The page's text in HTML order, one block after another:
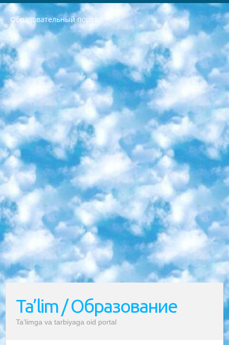
Образовательный портал
РЕСПУБЛИКА УЗБЕКИСТАН МИНИСТРЕРСТВО ДОШКОЛЬНОГО И ШКОЛЬНОГО ОБРАЗОВАНИЯ КОМАНДА в общеобразовательных учреждениях в 2023-2024 учебном году организация и проведение итоговой государственной аттестации обучающихся о Министра дошкольного и школьного образования Республики Узбекистан от 4 марта 2008 года (постановлением Минюста от 20 марта 2008 года № 1778 государственной регистрации) «Итоговое состояние учащихся общего среднего образования на основании положения об утверждении положения об аттестации общего среднего образования выпускной экзамен студентов в образовательных учреждениях в 2023-2024 учебном году В целях организации и прохождения аттестации приказываю: 1. Следующее: перечень предметов, по которым будет проводиться итоговая государственная аттестация и экзамен формы перевода согласно приложению 1; сертификаты международного образца, оценивающие уровень владения иностранными языками перечень согласно приложению 2; 2. Педагогический при специализированных образовательных учреждениях. научно-практический центр квалификации и международной оценки (Д.Давидова) 2024 г. До 25 марта: задания по предметам, по которым будет проводиться итоговая аттестация разработка и утверждение технических условий; итоговая аттестация на основании разработанного предметного задания разработка вопросов по предметам (устно и письменно), экзамен передача; общеобразовательные средние школы и специальные учебные заведения учащиеся выпускных классов школ и интернатов в агентской системе подготовка базы данных экзаменационных материалов и критериев оценки; перевод базы экзаменационных материалов на все языки обучения подать в Республиканский образовательный центр для изготовления; варианты экзаменов на основе разработанных контрольных материалов пусть будут поставлены задачи формирования. 3. Республиканский образовательный центр (Ш.Худайкулов) до 5 апреля 2024 года. до: база данных предоставленных экзаменационных материалов на все языки обучения перевод и экспертиза; для слепых, слабовидящих, глухих, слабослышащих и умственно отсталых детей учащиеся выпускных классов специализированных школ и школ-интернатов база данных экзаменационных материалов на всех преподаваемых языках подготовка критериев оценки; специализированные школы для умственно отсталых детей и технологии для учащихся выпускных классов школ-интернатов разработка соответствующих рекомендаций и критериев проведения ЕГЭ по естествознанию давать задания. 4. Педагогический при специализированных образовательных учреждениях. Научно-практический центр навыков и международной оценки (Д.Давидова), Республика образовательный центр (Худайкулов Ш.) итоговый государственный аттестационный экзамен ориентирован на творческое и логическое мышление при подготовке базы материалов учитывать введение заданий. 5. Следует отметить, что: сертификат государственного образца о знании общеобразовательного предмета и как минимум национальный уровень B1 по предметам на иностранных языках, указанным в Приложении 2. или международно признанный сертификат эквивалентного уровня студенты, изучающие определенный предмет, освобождаются от экзамена; по соответствующим предметам запланирована итоговая государственная аттестация за день до дня, путем жеребьевки Рабочей группой (в письменной форме по предметам, проводимым в форме) из числа сформированных вариантов выбрано 2 варианта; 2 выбранных варианта экзамена анонсированы на официальном сайте министерства и все выпускники по всей стране на основе этих вариантов проводит итоговую государственную аттестацию. 6. Государственное образование учащихся средних общеобразовательных учреждений. знания в соответствии с квалификационными требованиями, которые необходимо приобрести на основании стандартов итоговый (выпускной) контроль для 9 и 11 классов в целях тестирования Экзамены (далее – экзамены) состоят из предметов, перечисленных в приложении 1. будет сделано. 7. Экзамены пройдут с 26 мая по 15 июня 2024 г. (кроме науки физического воспитания). 8. Физическая для учащихся 9 классов общесредних образовательных учреждений. Экзамены по предмету «Образование, квалификация медицина» 1-6 мая 2024 года. сотрудники перевести под присмотр (с отклонениями в физическом или умственном развитии) специализированная школа для детей, школы-интернаты и со сколиозом школы-интернаты санаторного типа для больных детей исключены). 9. Он был слепым, слабовидящим и имел нарушения опорно-двигательного аппарата. экзамены в специализированных школах и интернатах для детей должны проводиться исходя из требований, предъявляемых к общеобразовательным учреждениям (физкультура кроме науки). 10. Специализированная школа для глухих и слабослышащих детей. и экзамены в интернатах и быть реализован в виде письменного теста по математике. 11. Специальность для умственно отсталых детей. Для 9 класса Родной язык и литературное письмо Государственный язык (язык обучения – узбекский). для неклассов) написано Математическое письмо Письменная/устная история Узбекистана Физическое воспитание практично Итоговый контроль Для 11 класса Написание родного языка и литературы (эссе) Математическое письмо Узбекский язык (обучение на узбекском языке) не посещающее общее среднее образование для учреждений)/Образовательное учреждение выбор письменный и устный Иностранный язык письменный/устный Письменная/устная история Узбекистана *По выбору студента:  Химия  Физика  Основы государственного права  География 10 бесплатных образовательных ресурсов - Мы составили подборку онлайн-проектов с интерактивными упражнениями, видеолекциями и статьями. Они помогут вам обрести новые и освежить старые знания бесплатно. 1. «ИНТУИТ» Старейшая образовательная площадка Рунета. Здесь вы найдёте сотни текстовых и видеокурсов на десятки различных тем — от программирования до психологии. Многие курсы подготовлены российскими университетами и крупными международными компаниями вроде Intel и Microsoft. Самостоятельное обучение бесплатное, но желающие могут оплатить услуги персональных наставников. 2. «Смартия» знакомит с актуальными профессиями и подсказывает, как им обучаться. Выбрав заинтересовавшую вас специальность — SMM-специалист, фотограф, веб-дизайнер или другую, — увидите список необходимых для неё умений. Чтобы вы могли освоить их самостоятельно, для каждого умения площадка отображает подборку ссылок на учебные материалы. Хотя «Смартия» ориентируется на русскоязычную аудиторию, часть контента всё же доступна только на английском. 3. «Лекторий Физтеха» Проект Московского физико-технического института (Физтеха). С его помощью вы можете смотреть онлайн серии лекций, записанные на видео в этом вузе. В числе доступных предметов — физика, биология, химия, информационные технологии и другие. К некоторым лекциям администрация ресурса прилагает готовые конспекты, которые можно скачивать в PDF-формате. 4. ITMOcourses Онлайн-площадка Санкт-Петербургского национального исследовательского университета информационных технологий, механики и оптики (ИТМО). Ресурс предоставляет свободный доступ к курсам, разработанным в этом вузе. Каталог материалов разбит на четыре категории: «Оптические системы и технологии», «Приборостроение и робототехника», «Информационные технологии» и «Биотехнологии». Курсы состоят из видеолекций, интерактивных демонстраций и заданий. 5. «КиберЛенинка» Электронная научная библиотека открытого доступа. Каталог площадки регулярно обрастает текстами статей из различных научных изданий. Сгруппированные по журналам и рубрикам публикации можно читать онлайн или скачивать целиком в PDF-формате. Проект нацелен на популяризацию науки за счёт открытого доступа к качественной информации. 6. «ПостНаука» На этом ресурсе публикуют подборки видеолекций, составленные экспертами из разных отраслей и объединённые общими темами. Среди них, к примеру, есть серии «Биоинформатика и геномика», «Культура средневековой Скандинавии» и Cinema Studies о теории кино. Каждая подборка лекций — логически связанная история, рассказанная экспертом от первого лица. Кроме того, на сайте появляются научно-образовательные статьи и тесты на разные темы. 7. «Newочём» Команда проекта «Newочём» отбирает самые интересные тексты из англоязычных СМИ и переводит те из них, за которые голосуют участники сообщества «ВКонтакте». По большей части это научно-популярные статьи. Редакторы придумывают лишь заголовки, в остальном содержание переводов соответствует оригиналам. Полные тексты можно читать прямо в социальной сети. 8. InternetUrok Онлайн-база материалов по основным дисциплинам школьной программы. Информация на сайте структурирована по классам, предметам и темам (урокам). Каждый урок состоит из видеолекций и конспектов. Есть также интерактивные тренажёры и тесты для закрепления пройденного материала. Даже если вы давно окончили школу, возможность повторить программу старших классов всегда может пригодиться. 9. Edutainme Ещё один ресурс об образовании. В отличие от Newtonew, как мне кажется, Edutainme больше ориентируется на представителей индустрии: педагогов, предпринимателей, разработчиков образовательных проектов. Но и любой, кто просто стремится к саморазвитию, найдёт на сайте много полезного и интересного для себя. Например, информацию о новых курсах и образовательных сервисах. 10. Newtonew Онлайн-медиа об образовании и обучении в широком смысле. Авторы Newtonew пишут об инструментах, заведениях, тактиках и стратегиях, которые помогают учить других и получать новые знания самостоятельно. На этой площадке вы найдёте новости, обзоры, аналитические мат
Ta’lim / Образование
Ta’limga va tarbiyaga oid portal